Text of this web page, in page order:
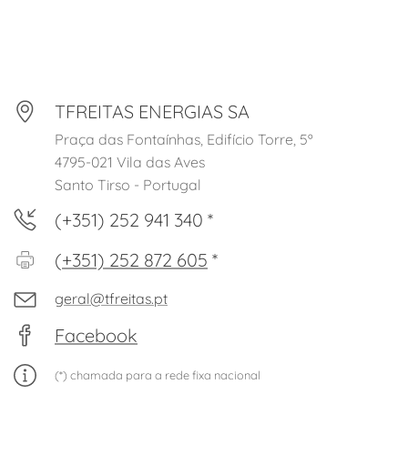
TFREITAS ENERGIAS SA
Praça das Fontaínhas, Edifício Torre, 5º
4795-021 Vila das Aves
Santo Tirso - Portugal
(+351) 252 941 340 *
(+351) 252 872 605 *
geral@tfreitas.pt
Facebook
(*) chamada para a rede fixa nacional